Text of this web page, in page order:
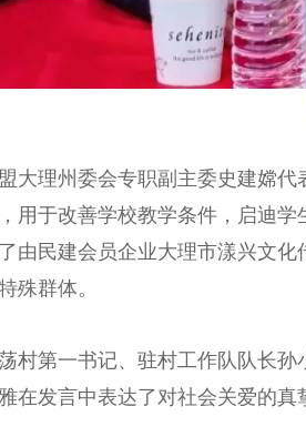
州委会专职副主委史建嫦代表
用于改善学校教学条件，启迪
由民建会员企业大理市漾兴文
殊群体。
一书记、驻村工作队队长孙小
在发言中表达了对社会关爱的真